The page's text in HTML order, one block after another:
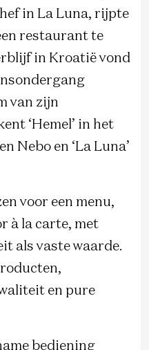
in La Luna, rijpte
restaurant te
in Kroatië vond
van zijn
‘Hemel’ in het
Nebo en ‘La Luna’
voor een menu,
à la carte, met
als vaste waarde.
en pure
bediening